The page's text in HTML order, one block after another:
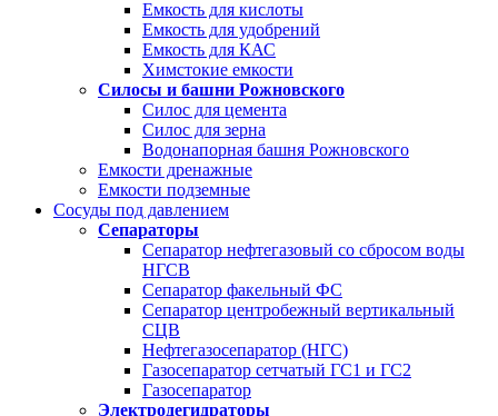
Емкость для кислоты
Емкость для удобрений
Емкость для КАС
Химстокие емкости
Силосы и башни Рожновского
Силос для цемента
Силос для зерна
Водонапорная башня Рожновского
Емкости дренажные
Емкости подземные
Сосуды под давлением
Сепараторы
Сепаратор нефтегазовый со сбросом воды
НГСВ
Сепаратор факельный ФС
Сепаратор центробежный вертикальный
СЦВ
Нефтегазосепаратор (НГС)
Газосепаратор сетчатый ГС1 и ГС2
Газосепаратор
Электродегидраторы